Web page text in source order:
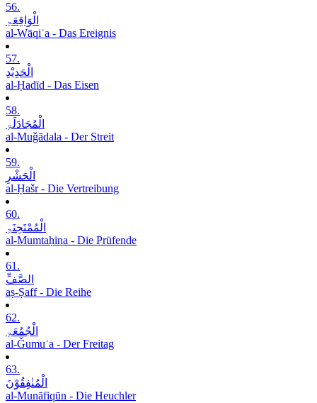
56.
الْوَاقِعَۃِ
al-Wāqiʿa - Das Ereignis
57.
الْحَدِیْدِ
al-Ḥadīd - Das Eisen
58.
الْمُجَادَلَۃِ
al-Muǧādala - Der Streit
59.
الْحَشْرِ
al-Ḥašr - Die Vertreibung
60.
الْمُمْتَحِنَۃِ
al-Mumtaḥina - Die Prüfende
61.
الصَّفِّ
aṣ-Ṣaff - Die Reihe
62.
الْجُمُعَۃِ
al-Ǧumuʿa - Der Freitag
63.
الْمُنٰفِقُوْنَ
al-Munāfiqūn - Die Heuchler